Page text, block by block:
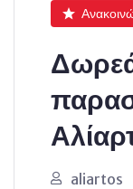
aliartos